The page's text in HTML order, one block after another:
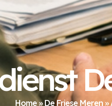
Home»De Friese Meren»